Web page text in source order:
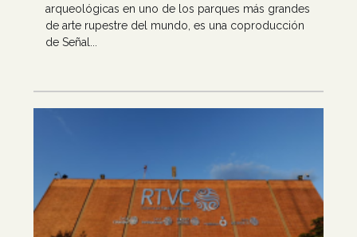
arqueológicas en uno de los parques más grandes
de arte rupestre del mundo, es una coproducción
de Señal...